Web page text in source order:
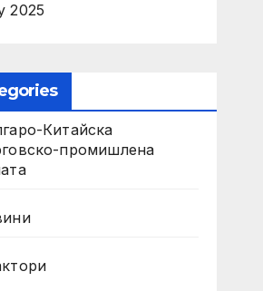
2025
Китайска
промишлена